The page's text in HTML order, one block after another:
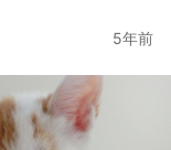
5年前